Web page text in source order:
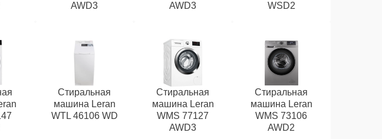
AWD3
AWD3
WSD2
Стиральная
машина Leran
WTL 46106 WD
Стиральная
машина Leran
WMS 77127
AWD3
Стиральная
машина Leran
WMS 73106
AWD2